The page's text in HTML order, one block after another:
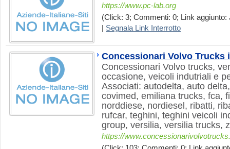
https://www.pc-lab.org
(Click: 3; Commenti: 0; Link aggiunto:
Segnala Link Interrotto
Concessionari Volvo Trucks
Concessionari Volvo trucks,
occasione, veicoli indutriali e
Associati: autodelta, auto
covimed, emiliana trucks, fca,
norddiese, nordiesel, ribatti,
rufcar, teghini, teghini veicoli
group, versilia, versilia trucks,
https://